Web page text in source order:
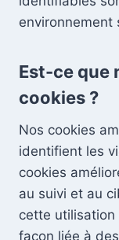
environnement
Est-ce que
cookies ?
Nos cookies
identifient les
cookies
au suivi et au
cette utilisation
façon liée à